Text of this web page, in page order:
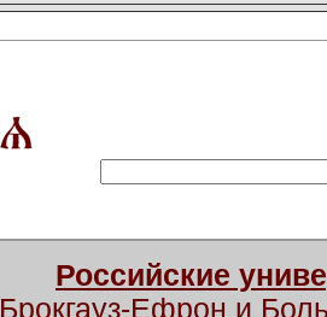
Российские
Брокгауз-Ефрон и